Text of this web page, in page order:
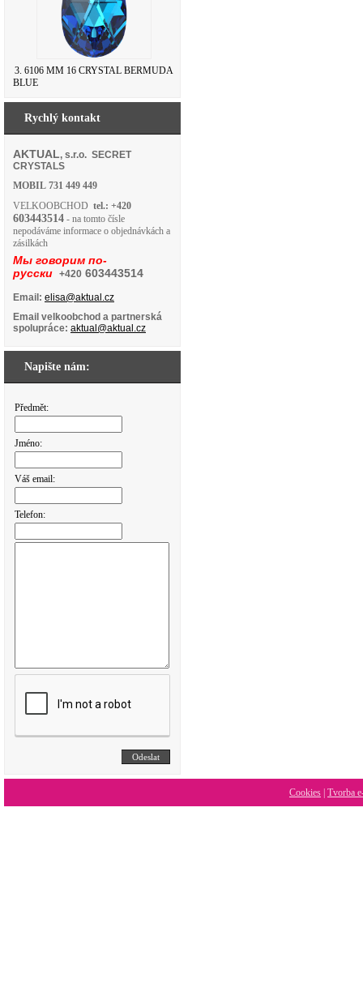
3. 6106 MM 16 CRYSTAL BERMUDA
BLUE
Rychlý kontakt
AKTUAL, s.r.o. SECRET
CRYSTALS
MOBIL 731 449 449
VELKOOBCHOD tel.: +420
603443514 - na tomto čísle
nepodáváme informace o objednávkách a
zásilkách
Мы говорим по-
русски +420 603443514
Email: elisa@aktual.cz
Email velkoobchod a partnerská
spolupráce: aktual@aktual.cz
Napište nám:
Předmět:
Jméno:
Váš email:
Telefon:
Cookies Tvorba